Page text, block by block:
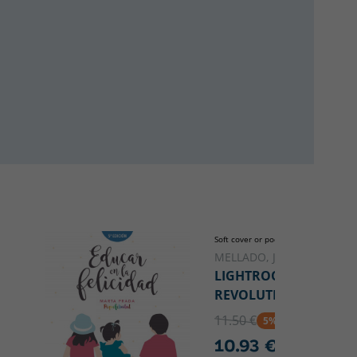
Soft cover or pocket
MELLADO, JOSÉ MARÍA
LIGHTROOM
REVOLUTION
11.50 € 5% DTO
10.93 €